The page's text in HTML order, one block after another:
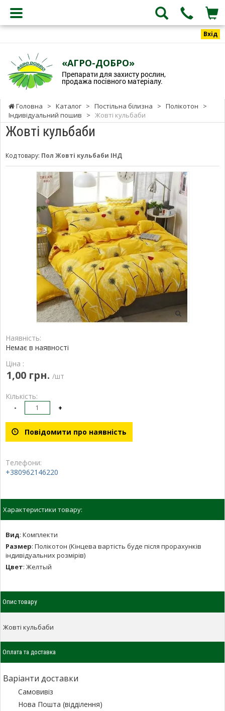
Вхід
«АГРО-ДОБРО»
Препарати для захисту рослин,
продажа посівного матеріалу.
Головна > Каталог > Постільна білизна > Полікотон
>
Індивідуальний пошив
> Жовті кульбаби
Жовті кульбаби
Код товару: Пол Жовті кульбаби ІНД
Наявність:
Немає в наявності
Ціна :
1,00 грн. /шт
Кількість:
- +
Повідомити про наявність
Телефони:
+380962146220
Характеристики товару:
Вид: Комплекти
Размер: Полікотон (Кінцева вартість буде після прорахунків
індивідуальних розмірів)
Цвет: Желтый
Опис товару
Жовті кульбаби
Оплата та доставка
Варіанти доставки
Самовивіз
Нова Пошта (відділення)